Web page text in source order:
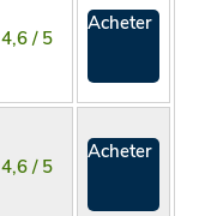
4,6 / 5
Acheter
4,6 / 5
Acheter